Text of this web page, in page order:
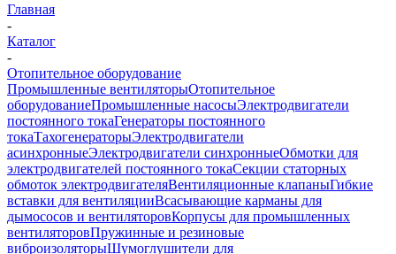
Главная
-
Каталог
-
Отопительное оборудование
Промышленные вентиляторыОтопительное
оборудованиеПромышленные насосыЭлектродвигатели
постоянного токаГенераторы постоянного
токаТахогенераторыЭлектродвигатели
асинхронныеЭлектродвигатели синхронныеОбмотки для
электродвигателей постоянного токаСекции статорных
обмоток электродвигателяВентиляционные клапаныГибкие
вставки для вентиляцииВсасывающие карманы для
дымососов и вентиляторовКорпусы для промышленных
вентиляторовПружинные и резиновые
виброизоляторыШумоглушители для